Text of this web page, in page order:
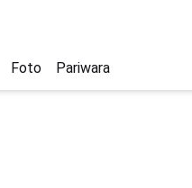
Foto Pariwara